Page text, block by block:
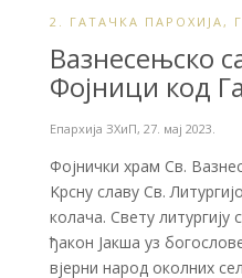
2. ГАТАЧКА ПАРОХИЈА,
Вазнесењско
Фојници код
Епархија ЗХиП, 27. мај 2023.
Фојнички храм Св.
Kрсну славу Св.
колача. Свету литургију
ђакон Јакша уз
вјерни народ околних